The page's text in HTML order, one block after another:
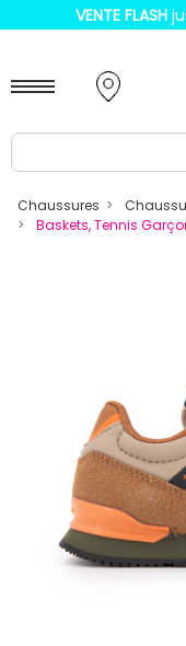
VENTE FLASH
Chaussures
Baskets, Tennis